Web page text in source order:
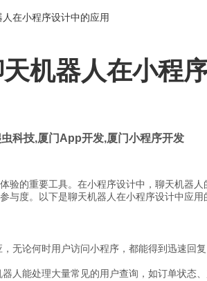
在小程序设计中的应用
机器人在小程
科技,厦门 App开发,厦门小程序开发
验的重要工具。在小程序设计中，聊天机器
与度。以下是聊天机器人在小程序设计中应用
无论何时用户访问小程序，都能得到迅速回复
人能处理大量常见的用户查询，如订单状态